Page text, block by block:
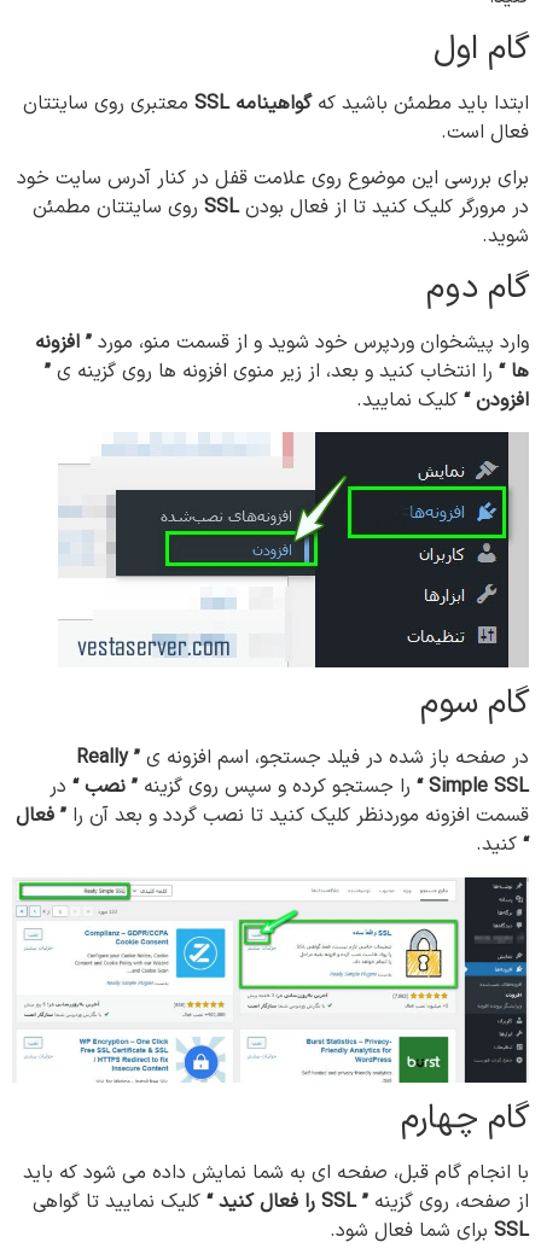
گام اول
ابتدا باید مطمئن باشید کهگواهینامه SSL
معتبری روی سایتتان
فعال است.
برای بررسی این موضوع روی علامت قفل در کنار آدرس سایت خود
در مرورگر کلیک کنید تا از فعال بودنSSL روی سایتتان مطمئن
شوید.
گام دوم
وارد پیشخوان وردپرس خود شوید و از قسمت منو، مورد ” افزونه
ها “ را انتخاب کنید و بعد، از زیر منوی افزونه ها روی گزینه ی ”
افزودن “ کلیک نمایید.
گام سوم
در صفحه باز شده در فیلد جستجو، اسم افزونه ی ”
Really
Simple SSL “
را جستجو کرده و سپس روی گزینه ” نصب “ در
قسمت افزونه موردنظر کلیک کنید تا نصب گردد و بعد آن را ” فعال
“ کنید.
گام چهارم
با انجام گام قبل، صفحه ای به شما نمایش داده می شود که باید
از صفحه، روی گزینه ”
SSL را فعال کنید“ کلیک نمایید تا گواهی
SSL برای شما فعال شود.